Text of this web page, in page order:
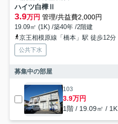
ハイツ白樺Ⅱ
3.9万円 管理/共益費2,000円
19.09㎡ (1K) /築40年 /2階建
京王相模原線「橋本」駅 徒歩12分
公共下水
募集中の部屋
103
3.9万円
1階 / 19.09㎡ / 1K